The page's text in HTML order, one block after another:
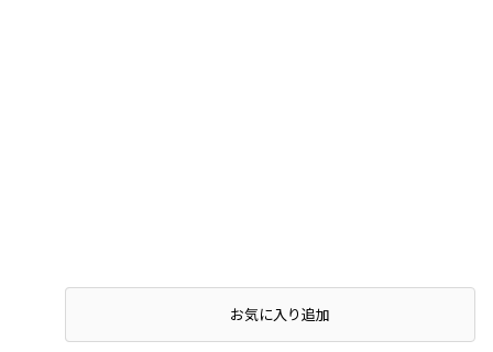
店頭在庫を確認するお気に入り追加